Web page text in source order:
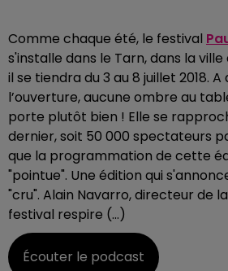
Comme chaque été, le festival
s'installe dans le Tarn, dans la
il se tiendra du 3 au 8 juillet 2018.
l’ouverture, aucune ombre au
porte plutôt bien ! Elle se
dernier, soit 50 000 spectateurs
que la programmation de cette
"pointue". Une édition qui
"cru". Alain Navarro, directeur de
festival respire (...)
Écouter le podcast